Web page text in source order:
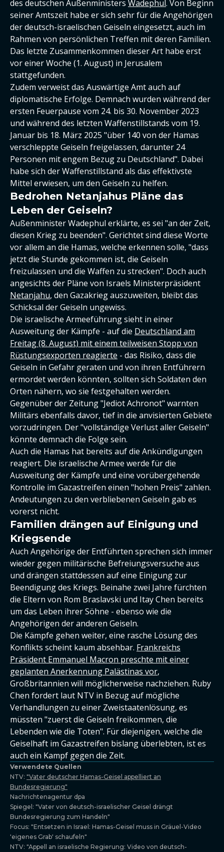
des deutschen Außenministers Wadephul . Von Beginn
seiner Amtszeit habe er sich sehr für die Angehörigen
der deutsch-israelischen Geiseln eingesetzt, auch im
Rahmen von persönlichen Treffen mit deren Familien.
Das letzte Zusammenkommen dieser Art habe erst
vor einer Woche (1. August) in Jerusalem
stattgefunden.
Zudem verweist das Auswärtige Amt auch auf
diplomatische Erfolge. Demnach wurden während der
ersten Feuerpause vom 24. bis 30. November 2023
und während des letzten Waffenstillstands vom 19.
Januar bis 18. März 2025 "über 140 von der Hamas
verschleppte Geiseln freigelassen, darunter 24
Personen mit engem Bezug zu Deutschland". Dabei
habe sich der Waffenstillstand als das effektivste
Mittel erwiesen, um den Geiseln zu helfen.
Bedrohen Netanjahus Pläne das
Leben der Geiseln?
Außenminister Wadephul erklärte, es sei "an der Zeit,
diesen Krieg zu beenden". Gerichtet sind diese Worte
vor allem an die Hamas, welche erkennen solle, "dass
jetzt die Stunde gekommen ist, die Geiseln
freizulassen und die Waffen zu strecken". Doch auch
angesichts der Pläne von Israels Ministerpräsident
Netanjahu, den Gazakrieg auszuweiten, bleibt das
Schicksal der Geiseln ungewiss.
Die israelische Armeeführung sieht in einer
Ausweitung der Kämpfe - auf die Deutschland am
Freitag (8. August) mit einem teilweisen Stopp von
Rüstungsexporten reagierte - das Risiko, dass die
Geiseln in Gefahr geraten und von ihren Entführern
ermordet werden könnten, sollten sich Soldaten den
Orten nähern, wo sie festgehalten werden.
Gegenüber der Zeitung "Jediot Achronot" warnten
Militärs ebenfalls davor, tief in die anvisierten Gebiete
vorzudringen. Der "vollständige Verlust aller Geiseln"
könnte demnach die Folge sein.
Auch die Hamas hat bereits auf die Ankündigungen
reagiert. Die israelische Armee werde für die
Ausweitung der Kämpfe und eine vorübergehende
Kontrolle im Gazastreifen einen "hohen Preis" zahlen.
Andeutungen zu den verbliebenen Geiseln gab es
vorerst nicht.
Familien drängen auf Einigung und
Kriegsende
Auch Angehörige der Entführten sprechen sich immer
wieder gegen militärische Befreiungsversuche aus
und drängen stattdessen auf eine Einigung zur
Beendigung des Kriegs. Beinahe zwei Jahre fürchten
die Eltern von Rom Braslavski und Itay Chen bereits
um das Leben ihrer Söhne - ebenso wie die
Angehörigen der anderen Geiseln.
Die Kämpfe gehen weiter, eine rasche Lösung des
Konflikts scheint kaum absehbar. Frankreichs
Präsident Emmanuel Macron preschte mit einer
geplanten Anerkennung Palästinas vor,
Großbritannien will möglicherweise nachziehen. Ruby
Chen fordert laut NTV in Bezug auf mögliche
Verhandlungen zu einer Zweistaatenlösung, es
müssten "zuerst die Geiseln freikommen, die
Lebenden wie die Toten". Für diejenigen, welche die
Geiselhaft im Gazastreifen bislang überlebten, ist es
auch ein Kampf gegen die Zeit.
Verwendete Quellen
NTV: "Vater deutscher Hamas-Geisel appelliert an
Bundesregierung"
Nachrichtenagentur dpa
Spiegel: "Vater von deutsch-israelischer Geisel drängt
Bundesregierung zum Handeln"
Focus: "Entsetzen in Israel: Hamas-Geisel muss in Gräuel-Video
'eigenes Grab' schaufeln"
NTV: "Appell an israelische Regierung: Video von deutsch-